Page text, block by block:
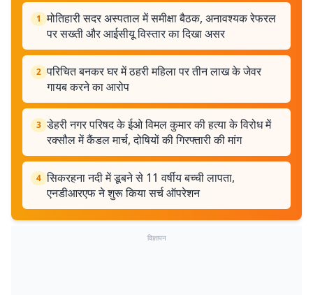
1 मोतिहारी सदर अस्पताल में समीक्षा बैठक, अनावश्यक रेफरल
पर सख्ती और आईसीयू विस्तार का दिखा असर
2 परिचित बनकर घर में ठहरी महिला पर तीन लाख के जेवर
गायब करने का आरोप
3 डेहरी नगर परिषद के ईओ विमल कुमार की हत्या के विरोध में
रक्सौल में कैंडल मार्च, दोषियों की गिरफ्तारी की मांग
4 सिकरहना नदी में डूबने से 11 वर्षीय बच्ची लापता,
एनडीआरएफ ने शुरू किया सर्च ऑपरेशन
विज्ञापन